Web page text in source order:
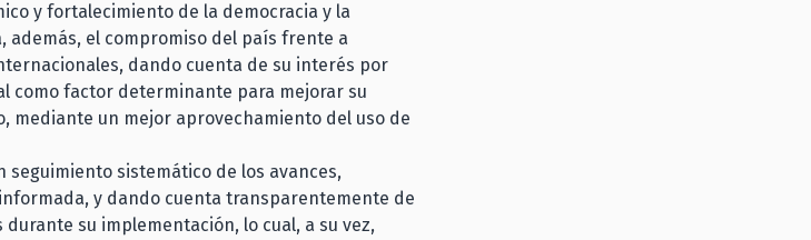
y fortalecimiento de la democracia y la
además, el compromiso del país frente a
dando cuenta de su interés por
como factor determinante para mejorar su
mediante un mejor aprovechamiento del uso de
sistemático de los avances,
y dando cuenta transparentemente de
su implementación, lo cual, a su vez,